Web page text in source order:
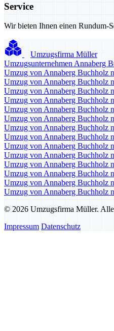
Service
Wir bieten Ihnen einen Rundum-
Umzugsfirma Müller
Umzugsunternehmen Annaberg
Umzug von Annaberg Buchholz
Umzug von Annaberg Buchholz
Umzug von Annaberg Buchholz
Umzug von Annaberg Buchholz
Umzug von Annaberg Buchholz
Umzug von Annaberg Buchholz
Umzug von Annaberg Buchholz
Umzug von Annaberg Buchholz
Umzug von Annaberg Buchholz
Umzug von Annaberg Buchholz
Umzug von Annaberg Buchholz
Umzug von Annaberg Buchholz
Umzug von Annaberg Buchholz
Umzug von Annaberg Buchholz
© 2026 Umzugsfirma Müller. Alle
Impressum Datenschutz